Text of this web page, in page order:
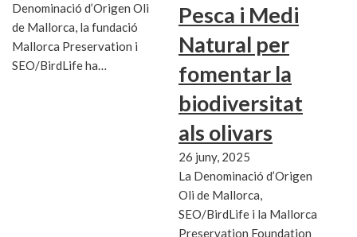
Denominació d’Origen Oli
de Mallorca, la fundació
Mallorca Preservation i
SEO/BirdLife ha…
Pesca i Medi
Natural per
fomentar la
biodiversitat
als olivars
26 juny, 2025
La Denominació d’Origen
Oli de Mallorca,
SEO/BirdLife i la Mallorca
Preservation Foundation